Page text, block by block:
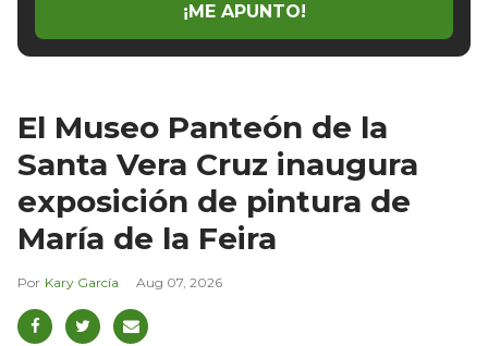
¡ME APUNTO!
El Museo Panteón de la
Santa Vera Cruz inaugura
exposición de pintura de
María de la Feira
Kary García Aug 07, 2026